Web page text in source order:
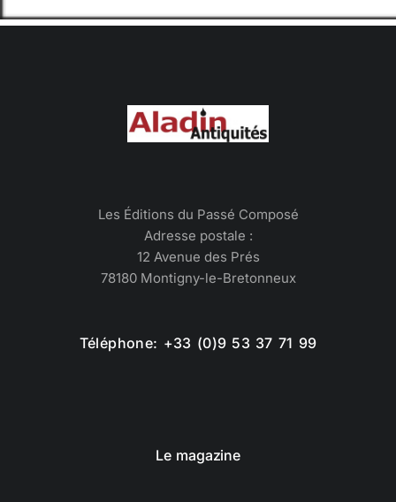
Les Éditions du Passé Composé
Adresse postale :
12 Avenue des Prés
78180 Montigny-le-Bretonneux
Téléphone: +33 (0)9 53 37 71 99
Le magazine